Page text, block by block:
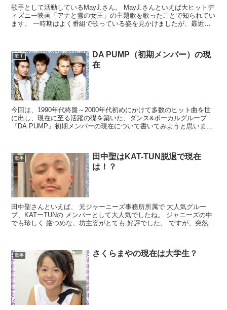
歌手として活動しているMayJ.さん。 MayJ.さんといえば大ヒットデ
ィズニー映画「アナと雪の女王」の主題歌を歌ったことで知られてい
ます。 一時期はよく番組で歌っている姿を見かけましたが、最近で
歌手
DA PUMP（初期メンバー）の現
在
今回は、1990年代終盤～2000年代初めにかけて多数のヒット曲を世
に出し、現在に至る活躍の礎を築いた、ダンス&ボーカルグループ
『DA PUMP』初期メンバーの現在について書いてみようと思います
歌手
田中聖はKAT-TUN脱退で現在
は！？
田中聖さんといえば、 元ジャーニーズ事務所所属で 大人気グルー
プ、KATーTUNの メンバーとして大人気でしたね。 ジャニーズの中
でも珍しく 厳つめな、坊主姿がとても 好評でした。 ですが、突然、
歌手 さくらまやの現在は大学生？